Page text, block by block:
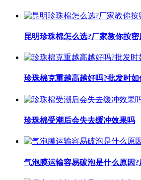
昆明珍珠棉怎么选?厂家教你按
珍珠棉克重越高越好吗?批发时如
珍珠棉受潮后会失去缓冲效果吗
气泡膜运输容易破泡是什么原因